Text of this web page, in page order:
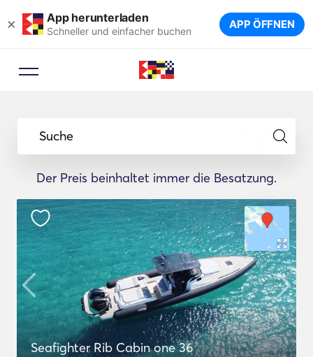
× App herunterladen
Schneller und einfacher buchen APP ÖFFNEN
Suche
Der Preis beinhaltet immer die Besatzung.
Seafighter Rib Cabin one 36